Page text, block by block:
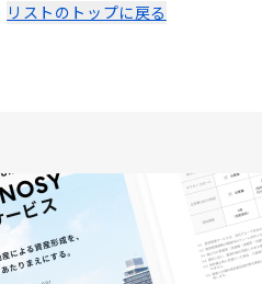
リストのトップに戻る